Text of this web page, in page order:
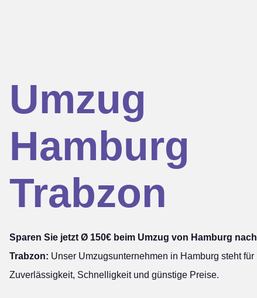
Umzug
Hamburg
Trabzon
Sparen Sie jetzt Ø 150€ beim Umzug von Hamburg nach
Trabzon: Unser Umzugsunternehmen in Hamburg steht für
Zuverlässigkeit, Schnelligkeit und günstige Preise.